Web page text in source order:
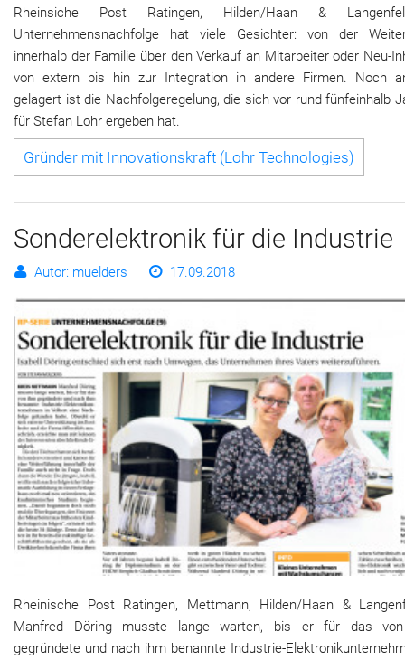
Rheinsiche Post Ratingen, Hilden/Haan &
Unternehmensnachfolge hat viele Gesichter: von der
innerhalb der Familie über den Verkauf an Mitarbeiter oder Neu-
von extern bis hin zur Integration in andere Firmen. Noch
gelagert ist die Nachfolgeregelung, die sich vor rund fünfeinhalb
für Stefan Lohr ergeben hat.
Gründer mit Innovationskraft (Lohr Technologies)
Sonderelektronik für die Industrie
Autor: muelders 17.09.2018
Rheinische Post Ratingen, Mettmann, Hilden/Haan &
Manfred Döring musste lange warten, bis er für das
gegründete und nach ihm benannte Industrie-